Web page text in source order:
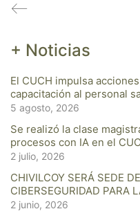
+ Noticias
El CUCH impulsa
capacitación al personal
5 agosto, 2026
Se realizó la clase
procesos con IA en el
2 julio, 2026
CHIVILCOY SERÁ SEDE
CIBERSEGURIDAD PARA
2 junio, 2026